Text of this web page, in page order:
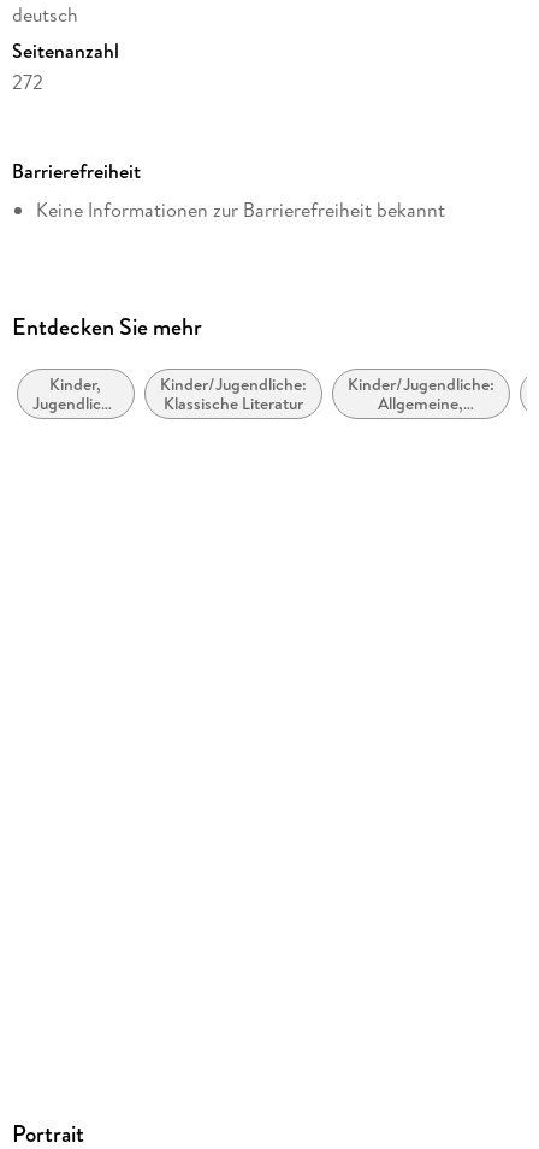
deutsch
Seitenanzahl
272
Altersempfehlung
von 10 bis 99 Jahren
Autor/Autorin
Verlag/Hersteller
Planet!
Barrierefreiheit
Keine Informationen zur Barrierefreiheit bekannt
Entdecken Sie mehr
Kinder,
Jugendliche
und Bildung
Kinder/Jugendliche:
Klassische Literatur
Kinder/Jugendliche:
Allgemeine,
moderne und
Portrait